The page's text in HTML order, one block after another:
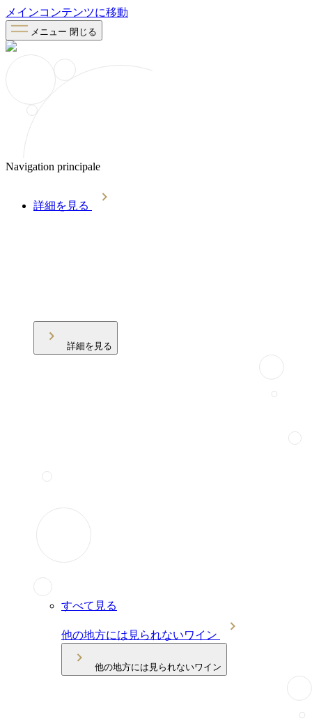
メインコンテンツに移動
メニュー 閉じる
Navigation principale
詳細を見る
詳細を見る
すべて見る
他の地方には見られないワイン
他の地方には見られないワイン